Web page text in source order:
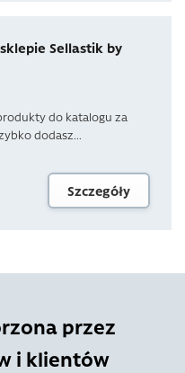
Sellastik by
do katalogu za
dodasz...
Szczegóły
przez
i klientów